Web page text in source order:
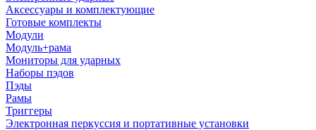
Аксессуары и комплектующие
Готовые комплекты
Модули
Модуль+рама
Мониторы для ударных
Наборы пэдов
Пэды
Рамы
Триггеры
Электронная перкуссия и портативные установки